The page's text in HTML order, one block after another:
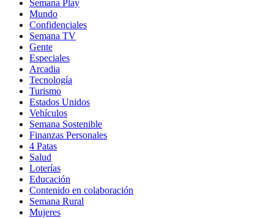
Semana Play
Mundo
Confidenciales
Semana TV
Gente
Especiales
Arcadia
Tecnología
Turismo
Estados Unidos
Vehículos
Semana Sostenible
Finanzas Personales
4 Patas
Salud
Loterías
Educación
Contenido en colaboración
Semana Rural
Mujeres